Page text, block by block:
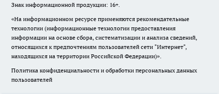
Знак информационной продукции: 16+.
«На информационном ресурсе применяются рекомендательные
технологии (информационные технологии предоставления
информации на основе сбора, систематизации и анализа сведений,
относящихся к предпочтениям пользователей сети "Интернет",
находящихся на территории Российской Федерации)».
Политика конфиденциальности и обработки персональных данных
пользователей